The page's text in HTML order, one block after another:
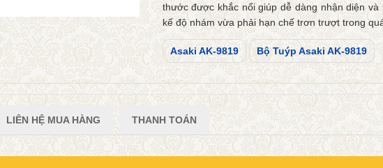
thước được khắc nổi giúp dễ dàng nhận diện
kế độ nhám vừa phải hạn chế trơn trượt trong
Asaki AK-9819 Bộ Tuýp Asaki AK-9819
LIÊN HỆ MUA HÀNG THANH TOÁN